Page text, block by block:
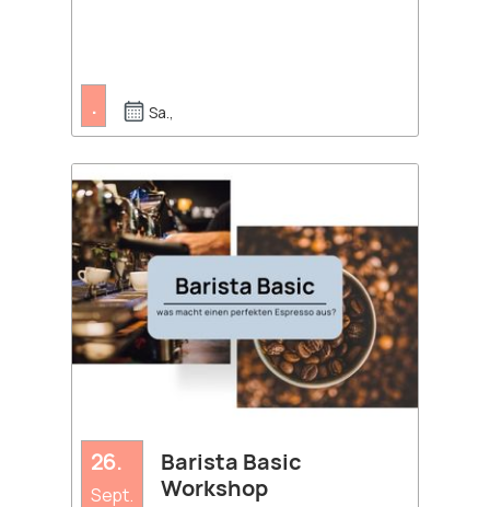
. Sa.,
26.
Sept.
Barista Basic
Workshop